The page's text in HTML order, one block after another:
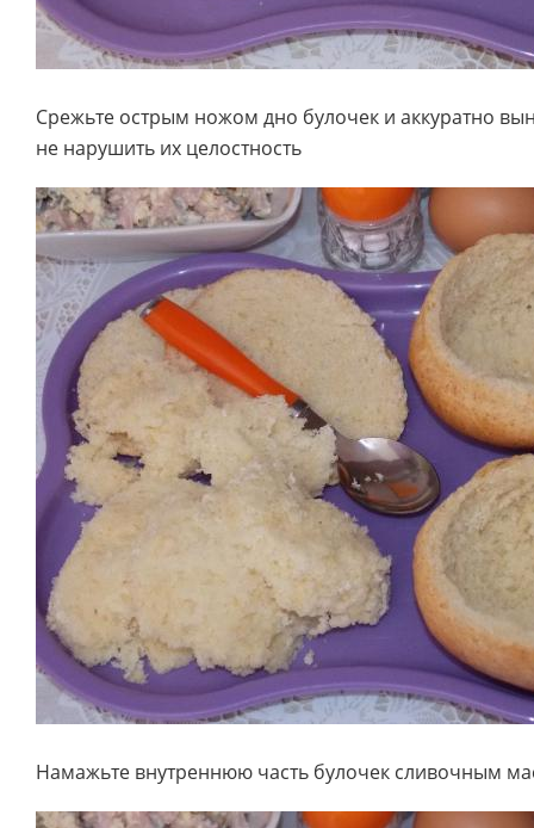
Срежьте острым ножом дно булочек и аккуратно
не нарушить их целостность
Намажьте внутреннюю часть булочек сливочным